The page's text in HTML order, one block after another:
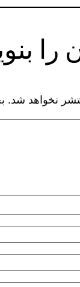
را
نخواهد شد.